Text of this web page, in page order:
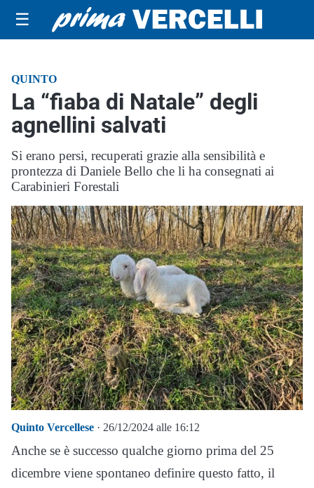
☰
QUINTO
La “fiaba di Natale” degli
agnellini salvati
Si erano persi, recuperati grazie alla sensibilità e
prontezza di Daniele Bello che li ha consegnati ai
Carabinieri Forestali
Quinto Vercellese · 26/12/2024 alle 16:12
Anche se è successo qualche giorno prima del 25
dicembre viene spontaneo definire questo fatto, il